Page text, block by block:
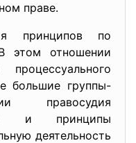
праве.
принципов по
этом отношении
большие группы-
правосудия
) и принципы
деятельность